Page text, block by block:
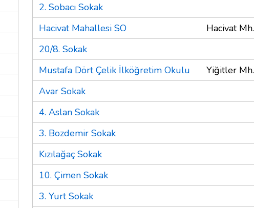
2. Sobacı Sokak
Hacivat Mahallesi SO
Hacivat Mh.
20/8. Sokak
Mustafa Dört Çelik İlköğretim Okulu
Yiğitler Mh.
Avar Sokak
4. Aslan Sokak
3. Bozdemir Sokak
Kızılağaç Sokak
10. Çimen Sokak
3. Yurt Sokak